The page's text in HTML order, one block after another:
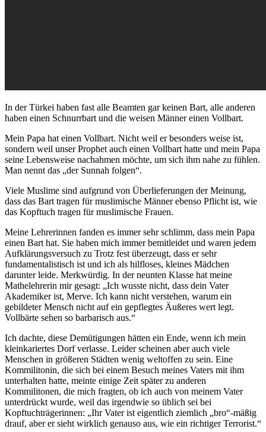
In der Türkei haben fast alle Beamten gar keinen Bart, alle anderen
haben einen Schnurrbart und die weisen Männer einen Vollbart.
Mein Papa hat einen Vollbart. Nicht weil er besonders weise ist,
sondern weil unser Prophet auch einen Vollbart hatte und mein Papa
seine Lebensweise nachahmen möchte, um sich ihm nahe zu fühlen.
Man nennt das „der Sunnah folgen“.
Viele Muslime sind aufgrund von Überlieferungen der Meinung,
dass das Bart tragen für muslimische Männer ebenso Pflicht ist, wie
das Kopftuch tragen für muslimische Frauen.
Meine Lehrerinnen fanden es immer sehr schlimm, dass mein Papa
einen Bart hat. Sie haben mich immer bemitleidet und waren jedem
Aufklärungsversuch zu Trotz fest überzeugt, dass er sehr
fundamentalistisch ist und ich als hilfloses, kleines Mädchen
darunter leide. Merkwürdig. In der neunten Klasse hat meine
Mathelehrerin mir gesagt: „Ich wusste nicht, dass dein Vater
Akademiker ist, Merve. Ich kann nicht verstehen, warum ein
gebildeter Mensch nicht auf ein gepflegtes Äußeres wert legt.
Vollbärte sehen so barbarisch aus.“
Ich dachte, diese Demütigungen hätten ein Ende, wenn ich mein
kleinkariertes Dorf verlasse. Leider scheinen aber auch viele
Menschen in größeren Städten wenig weltoffen zu sein. Eine
Kommilitonin, die sich bei einem Besuch meines Vaters mit ihm
unterhalten hatte, meinte einige Zeit später zu anderen
Kommilitonen, die mich fragten, ob ich auch von meinem Vater
unterdrückt wurde, weil das irgendwie so üblich sei bei
Kopftuchträgerinnen: „Ihr Vater ist eigentlich ziemlich „bro“-mäßig
drauf, aber er sieht wirklich genauso aus, wie ein richtiger Terrorist.“